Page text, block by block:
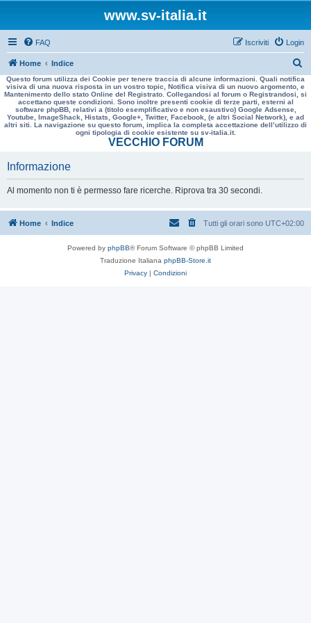
www.sv-italia.it
FAQ Login
Iscriviti
Home Indice
e
r
a
Questo forum utilizza dei Cookie per tenere traccia di alcune informazioni. Quali notifica
visiva di una nuova risposta in un vostro topic, Notifica visiva di un nuovo argomento, e
Mantenimento dello stato Online del Registrato. Collegandosi al forum o Registrandosi, si
accettano queste condizioni. Sono inoltre presenti cookie di terze parti, esterni al
software phpBB, relativi a (titolo esemplificativo e non esaustivo) Google Adsense,
Youtube, ImageShack, Histats, Google+, Twitter, Facebook, (e altri Social Network), e ad
altri siti. La navigazione su questo forum, implica la completa accettazione dell’utilizzo di
ogni tipologia di cookie esistente su sv-italia.it.
VECCHIO FORUM
Informazione
Al momento non ti è permesso fare ricerche. Riprova tra 30 secondi.
Home Indice Tutti gli orari sono UTC+02:00
Powered by phpBB® Forum Software © phpBB Limited
Traduzione Italiana phpBB-Store.it
Privacy | Condizioni